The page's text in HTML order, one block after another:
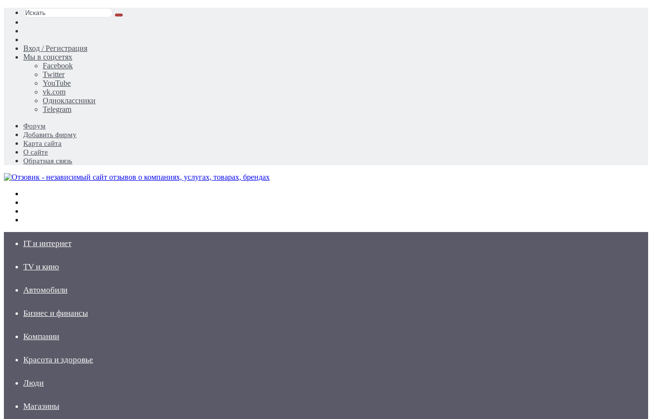
Искать
статья
Вход / Регистрация
Мы в соцсетях
Facebook
Twitter
YouTube
vk.com
Одноклассники
Telegram
Форум
Добавить фирму
Карта сайта
О сайте
Обратная связь
IT и интернет
TV и кино
Автомобили
Бизнес и финансы
Компании
Красота и здоровье
Люди
Магазины